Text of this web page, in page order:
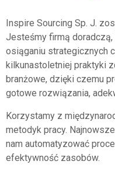
Inspire Sourcing Sp. J.
Jesteśmy firmą
osiąganiu strategicznych
kilkunastoletniej praktyki
branżowe, dzięki czemu
gotowe rozwiązania,
Korzystamy z
metodyk pracy.
nam automatyzować
efektywność zasobów.